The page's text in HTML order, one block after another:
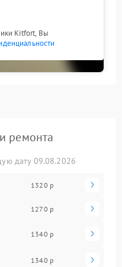
Kitfort, Вы
ремонта
дату 09.08.2026
1320 р
1270 р
1340 р
1340 р